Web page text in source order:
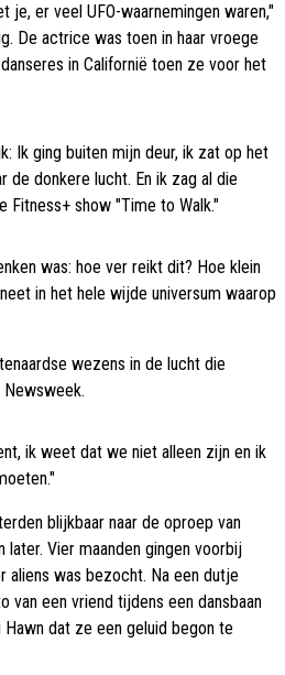
je, er veel UFO-waarnemingen waren,"
De actrice was toen in haar vroege
in Californië toen ze voor het
Ik ging buiten mijn deur, ik zat op het
de donkere lucht. En ik zag al die
Fitness+ show "Time to Walk."
was: hoe ver reikt dit? Hoe klein
in het hele wijde universum waarop
wezens in de lucht die
ik weet dat we niet alleen zijn en ik
blijkbaar naar de oproep van
later. Vier maanden gingen voorbij
aliens was bezocht. Na een dutje
van een vriend tijdens een dansbaan
Hawn dat ze een geluid begon te